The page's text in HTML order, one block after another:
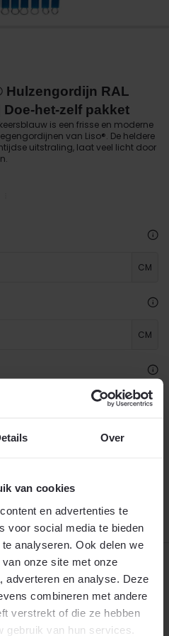
Over
van cookies
en advertenties te
voor social media te bieden
analyseren. Ook delen we
onze site met onze
adverteren en analyse. Deze
combineren met andere
verstrekt of die ze hebben
gebruik van hun services.
RAL
Doe-het-zelf pakket
is een frisse en moderne
van Liso®. De heldere
uitstraling, laat veel licht door
CM
CM
1 tot 2 werkdagen.
leverbaar. Wij verzenden uw
10 augustus 2026